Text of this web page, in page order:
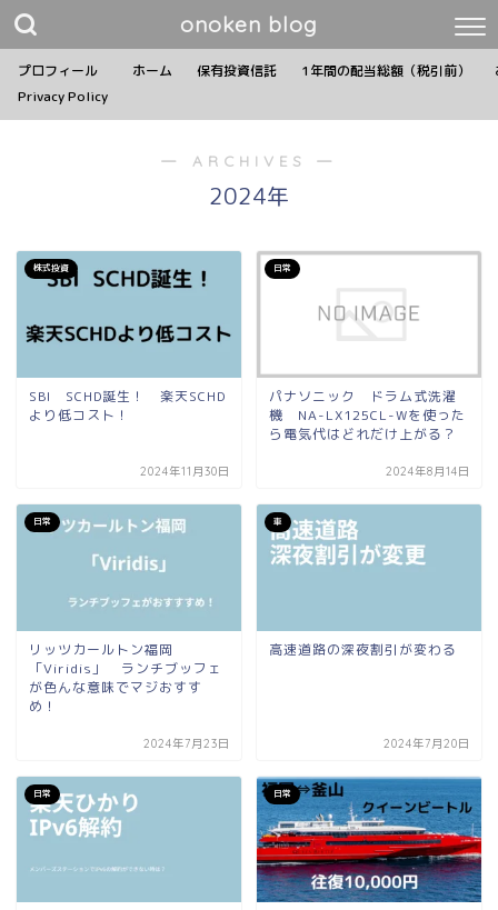
onoken blog
プロフィール
Privacy Policy
ホーム 保有投資信託 1年間の配当総額（税引前）
― ARCHIVES ―
2024年
株式投資
SBI SCHD誕生！ 楽天SCHD
より低コスト！
2024年11月30日
日常
パナソニック ドラム式洗濯
機 NA-LX125CL-Wを使った
ら電気代はどれだけ上がる？
2024年8月14日
日常
リッツカールトン福岡
「Viridis」 ランチブッフェ
が色んな意味でマジおすす
め！
2024年7月23日
車
高速道路の深夜割引が変わる
2024年7月20日
日常 日常